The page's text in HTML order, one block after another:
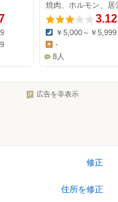
焼肉、ホルモン、居
3.12
Dinner:
￥5,000～￥5,999
Lunch:
-
8人
広告を非表示
修正
住所を修正